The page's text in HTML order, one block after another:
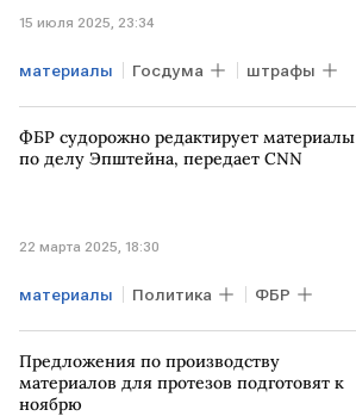
15 июля 2025, 23:34
материалы Госдума штрафы
интернет экстремизм
ФБР судорожно редактирует материалы
по делу Эпштейна, передает CNN
22 марта 2025, 18:30
материалы Политика ФБР
Джеффри Эпштейн
Предложения по производству
материалов для протезов подготовят к
ноябрю